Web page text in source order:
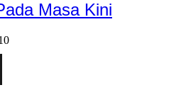
Masa Kini